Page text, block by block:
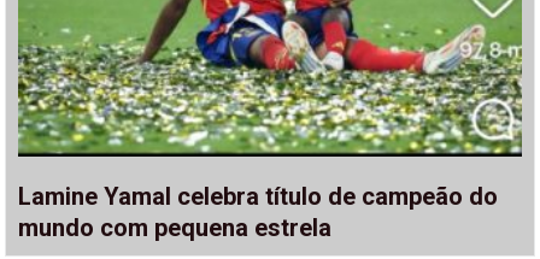
Lamine Yamal celebra título de campeão do
mundo com pequena estrela